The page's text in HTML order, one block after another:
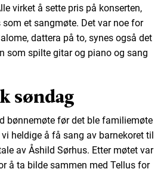
virket å sette pris på konserten,
et sangmøte. Det var noe for
dattera på to, synes også det
som spilte gitar og piano og sang
søndag
bønnemøte før det ble familiemøte
heldige å få sang av barnekoret til
av Åshild Sørhus. Etter møtet var
å ta bilde sammen med Tellus for